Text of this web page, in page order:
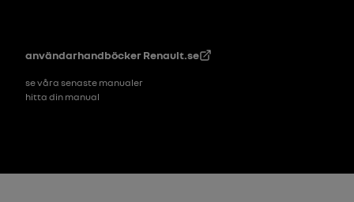
Footer
användarhandböcker
se våra senaste manualer
hitta din manual
Renault.se